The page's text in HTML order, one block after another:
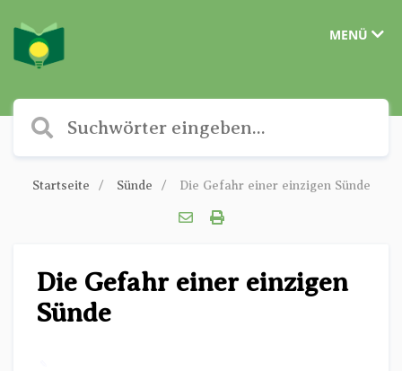
MENÜ
Startseite Sünde Die Gefahr einer einzigen Sünde
Die Gefahr einer einzigen
Sünde